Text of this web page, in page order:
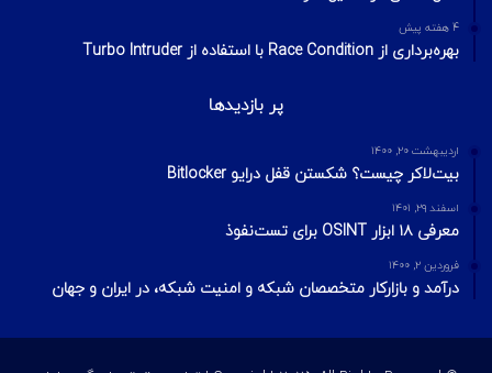
محبوبترین ها
دی ۱۱, ۱۴۰۰
راهنمای Log4Shell برای همه
شهریور ۲۳, ۱۴۰۴
Secret شدند
آخرین ویرایشات
مدیریت ریسک در امنیت اطلاعات؛ مفاهیم، فرمول‌ها و مراحل چهارگانه